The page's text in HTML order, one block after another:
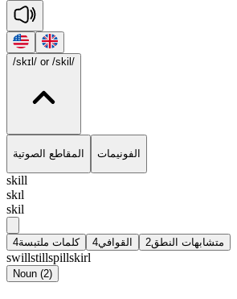
/skɪl/ or /skil/
المقاطع الصوتية الفونيمات
skill
skɪl
skil
كلمات ملتبسة4 القوافي4 متشابهات النطق2
swillstillspillskirl
Noun (2)